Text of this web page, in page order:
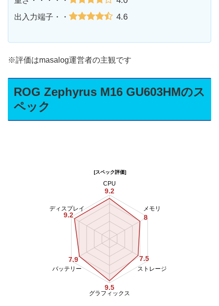
出入力端子・・ 4.6
※評価はmasalog運営者の主観です
ROG Zephyrus M16 GU603HMのス
ペック
[スペック評価]
9.2
9.2
8
7.5
9.5
7.9
ディスプレイ
CPU
メモリ
ストレージ
グラフィックス
バッテリー